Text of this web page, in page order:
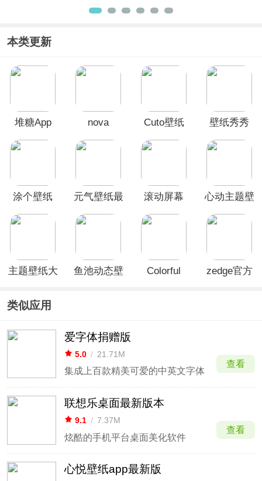
app
壁纸app
本类更新
堆糖App
nova
Cuto壁纸
壁纸秀秀
涂个壁纸
元气壁纸最
滚动屏幕
心动主题壁
主题壁纸大
鱼池动态壁
Colorful
zedge官方
类似应用
爱字体捐赠版
5.0 / 21.71M
集成上百款精美可爱的中英文字体
查看
联想乐桌面最新版本
9.1 / 7.37M
炫酷的手机平台桌面美化软件
查看
心悦壁纸app最新版